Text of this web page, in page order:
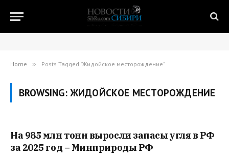
Home » Posts Tagged "Жидойское месторождение"
BROWSING: ЖИДОЙСКОЕ МЕСТОРОЖДЕНИЕ
На 985 млн тонн выросли запасы угля в РФ
за 2025 год – Минприроды РФ